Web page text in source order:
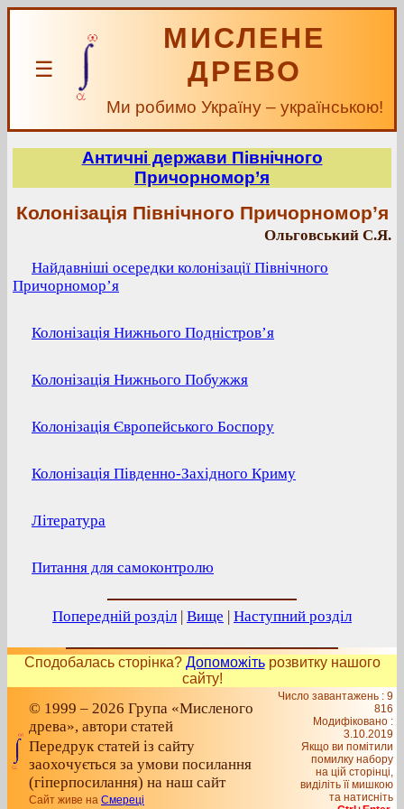
☰
МИСЛЕНЕ
ДРЕВО
Ми робимо Україну – українською!
Античні держави Північного
Причорномор’я
Колонізація Північного Причорномор’я
Ольговський С.Я.
Найдавніші осередки колонізації Північного
Причорномор’я
Колонізація Нижнього Подністров’я
Колонізація Нижнього Побужжя
Колонізація Європейського Боспору
Колонізація Південно-Західного Криму
Література
Питання для самоконтролю
Попередній розділ | Вище | Наступний розділ
Сподобалась сторінка? Допоможітьрозвитку нашого
сайту!
© 1999 – 2026 Група «Мисленого
древа», автори статей
Передрук статей із сайту
заохочується за умови посилання
(гіперпосилання) на наш сайт
Сайт живе на Смереці
Число завантажень : 9
816
Модифіковано :
3.10.2019
Якщо ви помітили
помилку набору
на цiй сторiнцi,
видiлiть її мишкою
та натисніть